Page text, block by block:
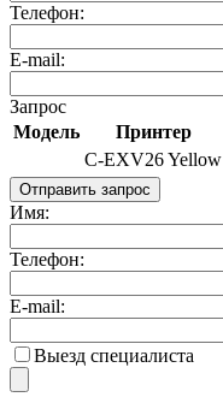
Телефон:
E-mail:
Запрос
Модель
Принтер
C-EXV26 Yellow
Отправить запрос
Имя:
Телефон:
E-mail:
Выезд специалиста